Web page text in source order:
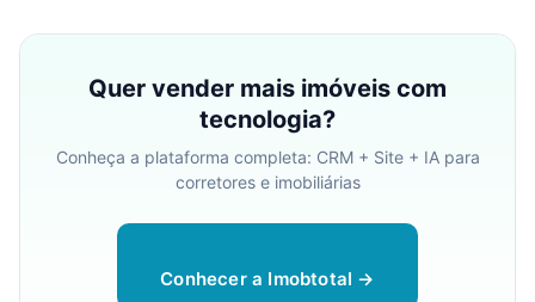
Quer vender mais imóveis com
tecnologia?
Conheça a plataforma completa: CRM + Site + IA para
corretores e imobiliárias
Conhecer a Imobtotal →